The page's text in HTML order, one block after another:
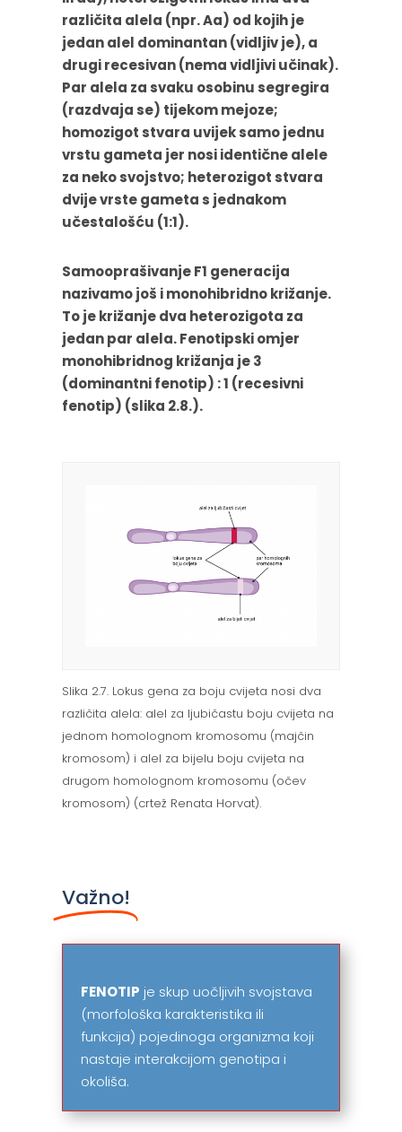
različita alela (npr. Aa) od kojih je
jedan alel dominantan (vidljiv je), a
drugi recesivan (nema vidljivi učinak).
Par alela za svaku osobinu segregira
(razdvaja se) tijekom mejoze;
homozigot stvara uvijek samo jednu
vrstu gameta jer nosi identične alele
za neko svojstvo; heterozigot stvara
dvije vrste gameta s jednakom
učestalošću (1:1).
Samooprašivanje F1 generacija
nazivamo još i monohibridno križanje.
To je križanje dva heterozigota za
jedan par alela. Fenotipski omjer
monohibridnog križanja je 3
(dominantni fenotip) : 1 (recesivni
fenotip) (slika 2.8.).
Slika 2.7. Lokus gena za boju cvijeta nosi dva
različita alela: alel za ljubičastu boju cvijeta na
jednom homolognom kromosomu (majčin
kromosom) i alel za bijelu boju cvijeta na
drugom homolognom kromosomu (očev
kromosom) (crtež Renata Horvat).
Važno!
FENOTIP je skup uočljivih svojstava
(morfološka karakteristika ili
funkcija) pojedinoga organizma koji
nastaje interakcijom genotipa i
okoliša.